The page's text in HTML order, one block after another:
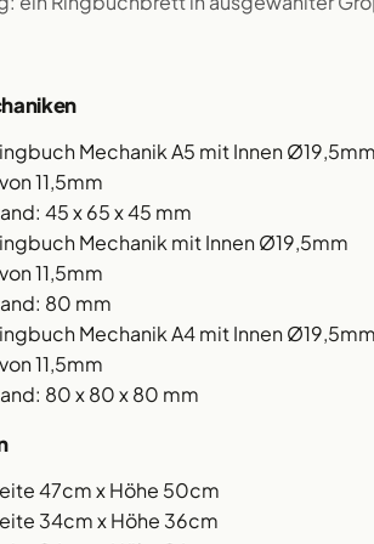
Mechanik A5 mit Innen Ø19,5mm
11,5mm
45 x 65 x 45 mm
Mechanik mit Innen Ø19,5mm
11,5mm
80 mm
Mechanik A4 mit Innen Ø19,5mm
11,5mm
80 x 80 x 80 mm
47cm x Höhe 50cm
34cm x Höhe 36cm